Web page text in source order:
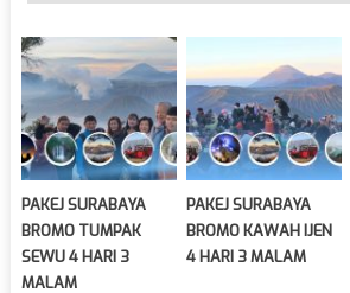
PAKEJ SURABAYA
BROMO TUMPAK
SEWU 4 HARI 3
MALAM
PAKEJ SURABAYA
BROMO KAWAH IJEN
4 HARI 3 MALAM